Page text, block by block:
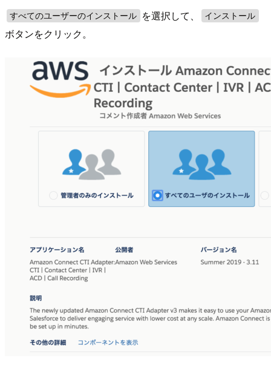
すべてのユーザーのインストール を選択して、 インストール
ボタンをクリック。